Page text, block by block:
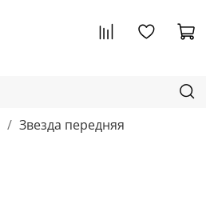
Звезда передняя